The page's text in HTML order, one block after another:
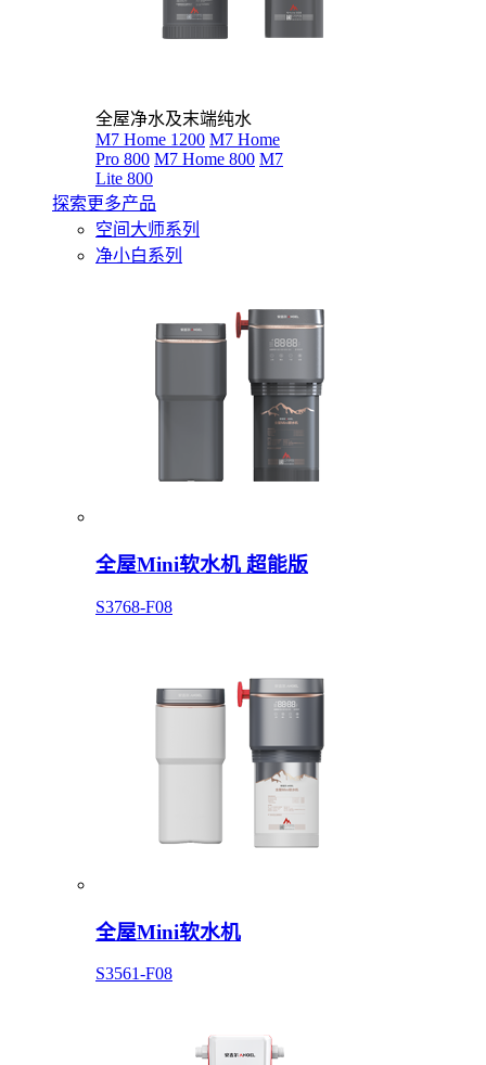
全屋净水及末端纯水
M7 Home 1200 M7 Home
Pro 800 M7 Home 800 M7
Lite 800
探索更多产品
空间大师系列
净小白系列
全屋Mini软水机 超能版
S3768-F08
全屋Mini软水机
S3561-F08